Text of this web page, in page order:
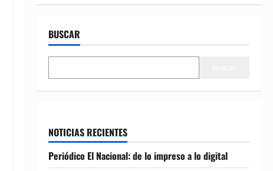
BUSCAR
NOTICIAS RECIENTES
Periódico El Nacional: de lo impreso a lo digital